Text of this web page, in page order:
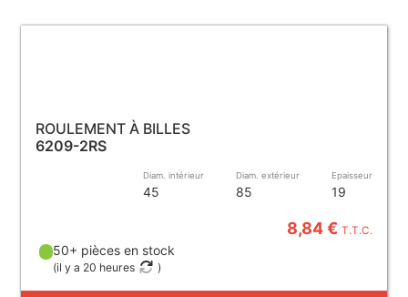
ROULEMENT À BILLES
6209-2RS
Diam. intérieur
45
Diam. extérieur
85
Epaisseur
19
8,84 €T.T.C.
50+ pièces en stock
(il y a 20 heures )